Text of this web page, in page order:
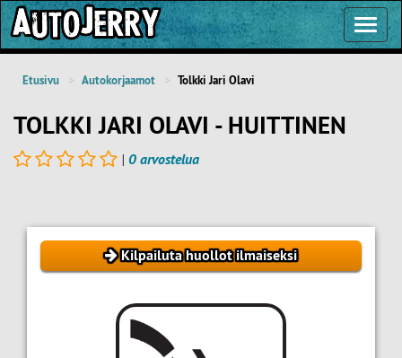
Etusivu Autokorjaamot Tolkki Jari Olavi
TOLKKI JARI OLAVI - HUITTINEN
| 0 arvostelua
Kilpailuta huollot ilmaiseksi